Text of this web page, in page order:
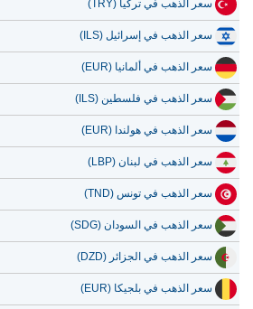
سعر الذهب في تركيا (TRY)
سعر الذهب في إسرائيل (ILS)
سعر الذهب في ألمانيا (EUR)
سعر الذهب في فلسطين (ILS)
سعر الذهب في هولندا (EUR)
سعر الذهب في لبنان (LBP)
سعر الذهب في تونس (TND)
سعر الذهب في السودان (SDG)
سعر الذهب في الجزائر (DZD)
سعر الذهب في بلجيكا (EUR)